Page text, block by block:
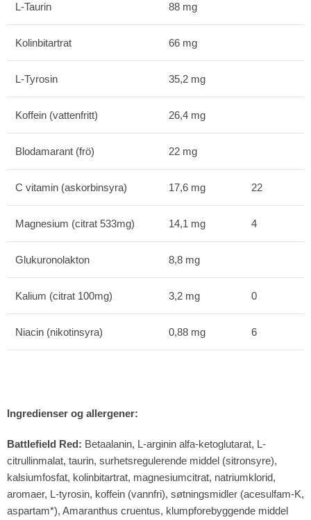
L-Taurin 88 mg
Kolinbitartrat 66 mg
L-Tyrosin 35,2 mg
Koffein (vattenfritt) 26,4 mg
Blodamarant (frö) 22 mg
C vitamin (askorbinsyra) 17,6 mg 22
Magnesium (citrat 533mg) 14,1 mg 4
Glukuronolakton 8,8 mg
Kalium (citrat 100mg) 3,2 mg 0
Niacin (nikotinsyra) 0,88 mg 6
Ingredienser og allergener:
Battlefield Red: Betaalanin, L-arginin alfa-ketoglutarat, L-
citrullinmalat, taurin, surhetsregulerende middel (sitronsyre),
kalsiumfosfat, kolinbitartrat, magnesiumcitrat, natriumklorid,
aromaer, L-tyrosin, koffein (vannfri), søtningsmidler (acesulfam-K,
aspartam*), Amaranthus cruentus, klumpforebyggende middel